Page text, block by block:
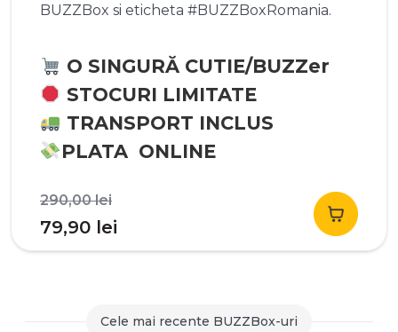
BUZZBox si eticheta #BUZZBoxRomania.
O SINGURĂ CUTIE/BUZZer
STOCURI LIMITATE
TRANSPORT INCLUS
PLATA ONLINE
290,00leiPrețul
inițial
a
290,00 lei.
79,90 lei
curent
79,90 lei.
Cele mai recente BUZZBox-uri